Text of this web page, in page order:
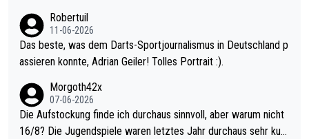
Robertuil
11-06-2026
Das beste, was dem Darts-Sportjournalismus in Deutschland p
assieren konnte, Adrian Geiler! Tolles Portrait :).
Morgoth42x
07-06-2026
Die Aufstockung finde ich durchaus sinnvoll, aber warum nicht
16/8? Die Jugendspiele waren letztes Jahr durchaus sehr kurz